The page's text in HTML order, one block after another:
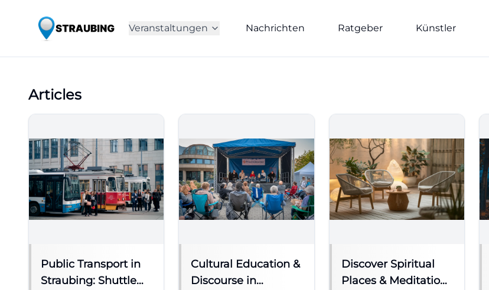
Veranstaltungen Nachrichten Ratgeber Künstler
Articles
Public Transport in
Straubing: Shuttle
Cultural Education &
Discourse in
Discover Spiritual
Places & Meditation